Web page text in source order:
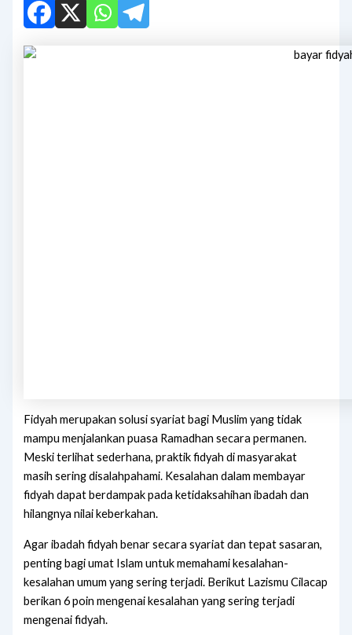
Fidyah merupakan solusi syariat bagi Muslim yang tidak
mampu menjalankan puasa Ramadhan secara permanen.
Meski terlihat sederhana, praktik fidyah di masyarakat
masih sering disalahpahami. Kesalahan dalam membayar
fidyah dapat berdampak pada ketidaksahihan ibadah dan
hilangnya nilai keberkahan.
Agar ibadah fidyah benar secara syariat dan tepat sasaran,
penting bagi umat Islam untuk memahami kesalahan-
kesalahan umum yang sering terjadi. Berikut Lazismu Cilacap
berikan 6 poin mengenai kesalahan yang sering terjadi
mengenai fidyah.